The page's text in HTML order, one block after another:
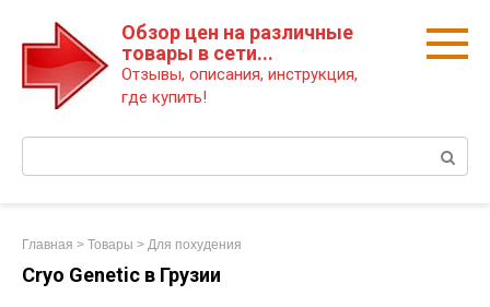
Обзор цен на различные
товары в сети...
Отзывы, описания, инструкция,
где купить!
Главная > Товары > Для похудения
Cryo Genetic в Грузии